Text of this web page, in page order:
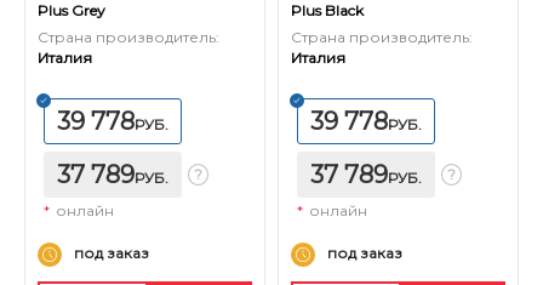
Plus Grey
Страна производитель:
Италия
39 778РУБ.
37 789РУБ.
* онлайн
под заказ
Plus Black
Страна производитель:
Италия
39 778РУБ.
37 789РУБ.
* онлайн
под заказ